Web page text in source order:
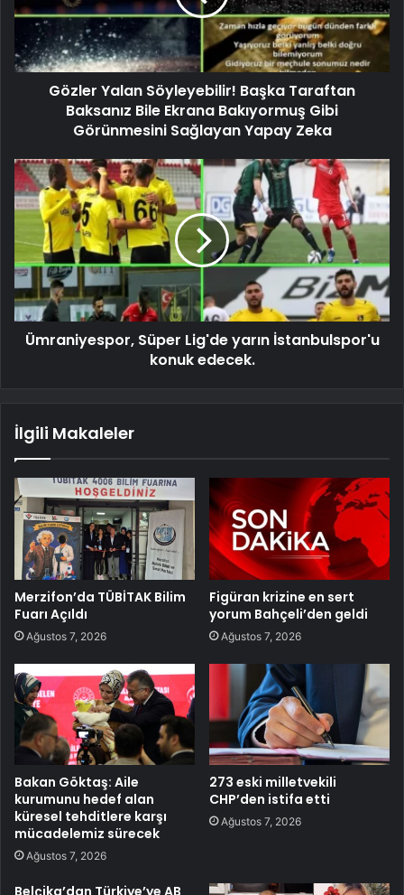
Gözler Yalan Söyleyebilir! Başka Taraftan
Baksanız Bile Ekrana Bakıyormuş Gibi
Görünmesini Sağlayan Yapay Zeka
Ümraniyespor, Süper Lig'de yarın İstanbulspor'u
konuk edecek.
İlgili Makaleler
Merzifon’da TÜBİTAK Bilim
Fuarı Açıldı
Ağustos 7, 2026
Figüran krizine en sert
yorum Bahçeli’den geldi
Ağustos 7, 2026
Bakan Göktaş: Aile
kurumunu hedef alan
küresel tehditlere karşı
mücadelemiz sürecek
Ağustos 7, 2026
273 eski milletvekili
CHP’den istifa etti
Ağustos 7, 2026